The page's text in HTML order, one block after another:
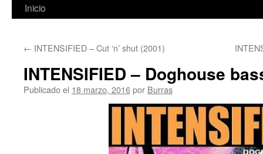
Inicio
← INTENSIFIED – Cut ‘n’ shut (2001)
INTENSIFIED – Doghouse
Publicado el 18 marzo, 2016por Burras